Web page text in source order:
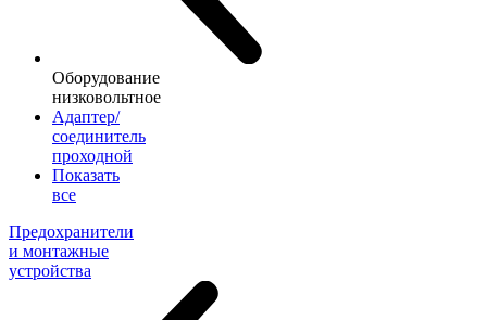
Оборудование
низковольтное
Адаптер/
соединитель
проходной
Показать
все
Предохранители
и монтажные
устройства